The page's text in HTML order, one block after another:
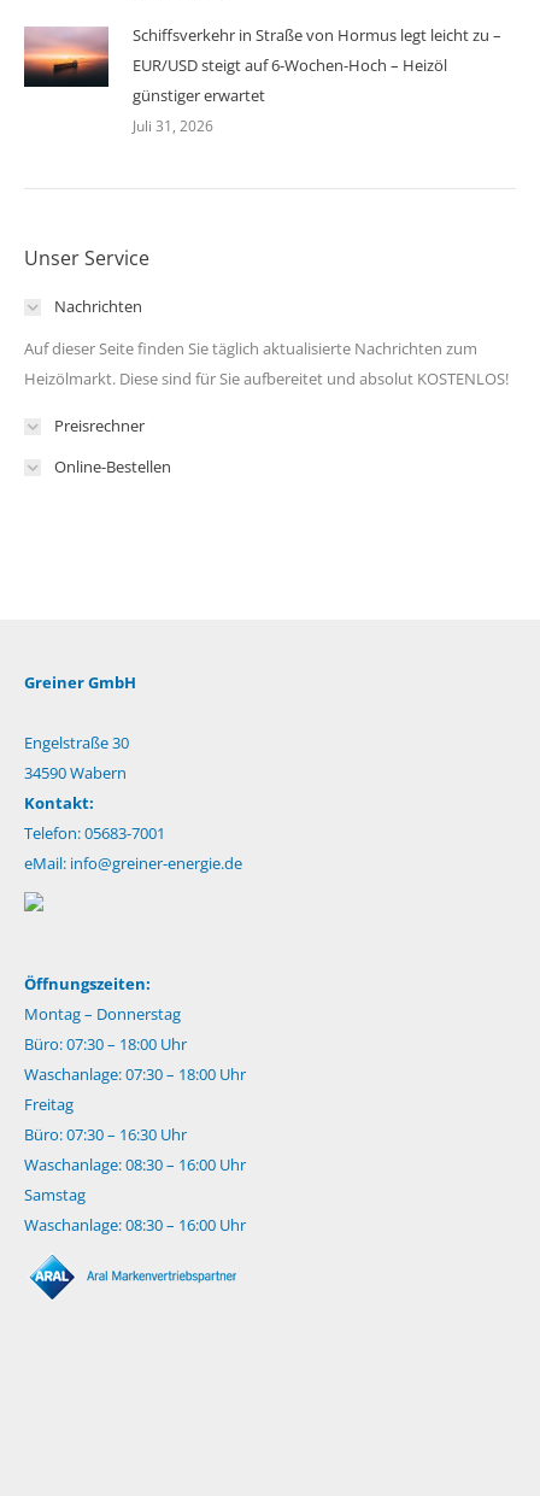
Schiffsverkehr in Straße von Hormus legt leicht zu –
EUR/USD steigt auf 6-Wochen-Hoch – Heizöl
günstiger erwartet
Juli 31, 2026
Unser Service
Nachrichten
Auf dieser Seite finden Sie täglich aktualisierte Nachrichten zum
Heizölmarkt. Diese sind für Sie aufbereitet und absolut KOSTENLOS!
Preisrechner
Online-Bestellen
Greiner GmbH
Engelstraße 30
34590 Wabern
Kontakt:
Telefon: 05683-7001
eMail: info@greiner-energie.de
Öffnungszeiten:
Montag – Donnerstag
Büro: 07:30 – 18:00 Uhr
Waschanlage: 07:30 – 18:00 Uhr
Freitag
Büro: 07:30 – 16:30 Uhr
Waschanlage: 08:30 – 16:00 Uhr
Samstag
Waschanlage: 08:30 – 16:00 Uhr